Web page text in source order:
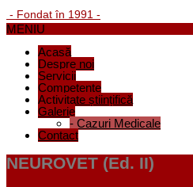
- Fondat în 1991 -
MENIU
Acasă
Despre noi
Servicii
Competențe
Activitate științifică
Galerie
- Cazuri Medicale
Contact
NEUROVET (Ed. II)